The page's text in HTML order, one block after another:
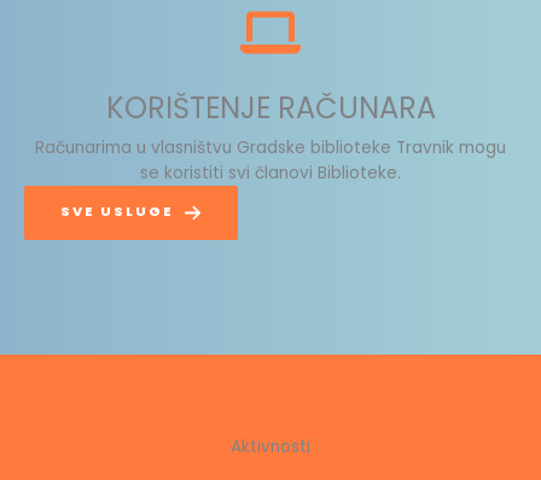
KORIŠTENJE RAČUNARA
Računarima u vlasništvu Gradske biblioteke Travnik mogu
se koristiti svi članovi Biblioteke.
SVE USLUGE
Aktivnosti